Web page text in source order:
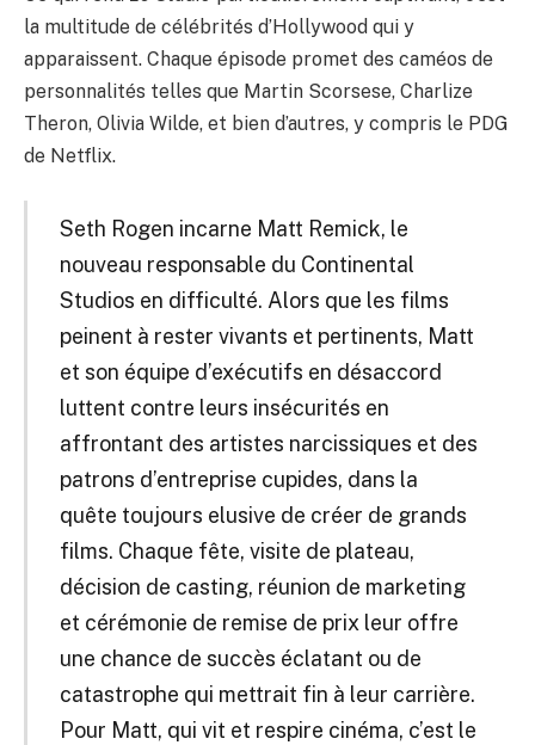
la multitude de célébrités d’Hollywood qui y
apparaissent. Chaque épisode promet des caméos de
personnalités telles que Martin Scorsese, Charlize
Theron, Olivia Wilde, et bien d’autres, y compris le PDG
de Netflix.
Seth Rogen incarne Matt Remick, le
nouveau responsable du Continental
Studios en difficulté. Alors que les films
peinent à rester vivants et pertinents, Matt
et son équipe d’exécutifs en désaccord
luttent contre leurs insécurités en
affrontant des artistes narcissiques et des
patrons d’entreprise cupides, dans la
quête toujours elusive de créer de grands
films. Chaque fête, visite de plateau,
décision de casting, réunion de marketing
et cérémonie de remise de prix leur offre
une chance de succès éclatant ou de
catastrophe qui mettrait fin à leur carrière.
Pour Matt, qui vit et respire cinéma, c’est le